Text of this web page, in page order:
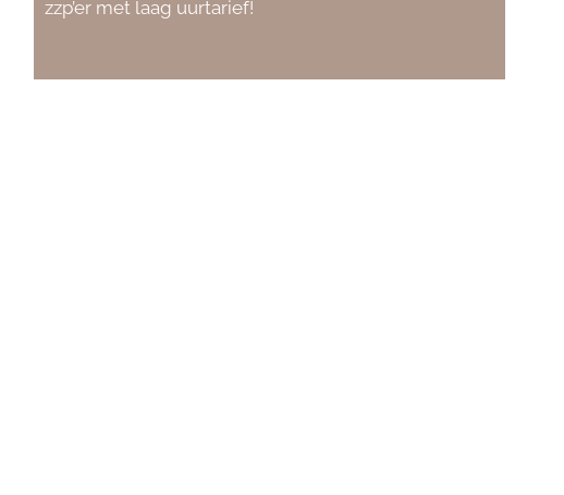
zzp’er met laag uurtarief!